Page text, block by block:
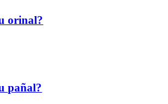
orinal?
pañal?